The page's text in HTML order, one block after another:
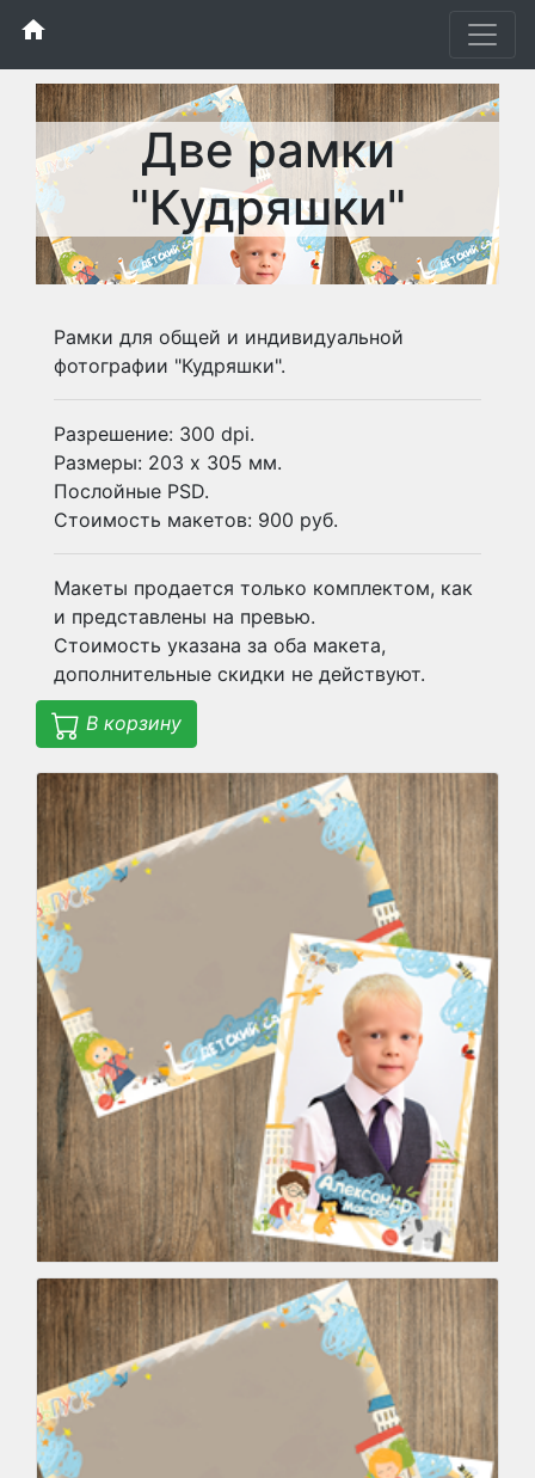
home
Две рамки
"Кудряшки"
Рамки для общей и индивидуальной
фотографии "Кудряшки".
Разрешение: 300 dpi.
Размеры: 203 х 305 мм.
Послойные PSD.
Стоимость макетов: 900 руб.
Макеты продается только комплектом, как
и представлены на превью.
Стоимость указана за оба макета,
дополнительные скидки не действуют.
В корзину